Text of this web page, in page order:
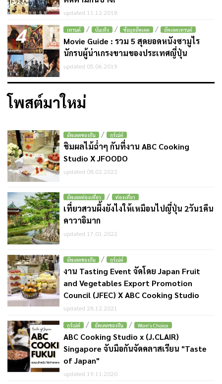
updated 11.12.2018
4 เทรนด์ / บันเทิง / ข้อมูลอัพเดต / อัพเดตเทรนด์
Movie Guide : รวม 5 สุดยอดหนังซามูไร
นักรบผู้น่าเกรงขามของประเทศญี่ปุ่น
updated 05.06.2019
โพสต์มาใหม่
อัพเดตของกิน / กูร์เม่ต์
ชิมผลไม้ฉ่ำๆ กันที่งาน ABC Cooking
Studio X JFOODO
updated 08.02.2022
อัพเดตท่องเที่ยว / ท่องเที่ยว
เที่ยวสวนผึ้งยังไงให้เหมือนไปญี่ปุ่น 2วัน1คืน
คาวาอิมาก
updated 17.01.2022
อัพเดตของกิน / กูร์เม่ต์
งาน Tasting Event จัดโดย Japan Fruit
and Vegetables Export Promotion
Council (JFEC) X ABC Cooking Studio
updated 28.12.2021
กูร์เม่ต์ / อัพเดตของกิน / Wom's Choice
ABC Cooking Studio x (J.CLAIR)
Singapore จับมือกันจัดคลาสเรียน "Taste
of Japan"
updated 19.11.2020